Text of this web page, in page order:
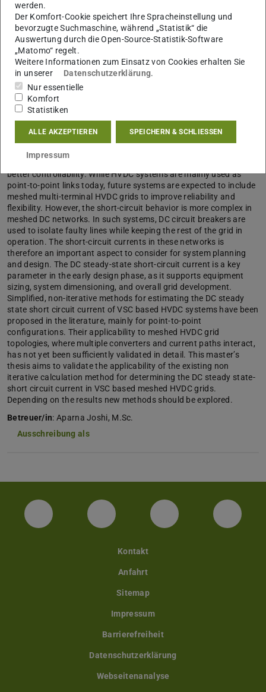
Offene Abschlussarbeiten
Simplified Short-Circuit Calculation in Meshed
HVDC Systems
03.06.2026
Masterarbeit
the mismatch between where and when electricity is produced
transmission technologies. High-voltage direct current (HVDC)
transmission is well suited for this due to its low losses and
better controllability. While HVDC systems are mainly used as
point-to-point links today, future systems are expected to include
meshed multi-terminal HVDC grids to improve reliability and
flexibility. However, the short-circuit behavior is more complex in
meshed DC networks. In such systems, DC circuit breakers are
used to isolate faulty lines while keeping the rest of the grid in
operation. The short-circuit currents in these networks is
therefore an important aspect to consider for system planning
and design. The DC steady-state short-circuit current is a key
parameter in the early design phase, as it supports equipment
sizing, system dimensioning, and overall grid development.
Simplified, non-iterative methods for estimating the DC steady
state short circuit current of VSC based HVDC systems have been
proposed in the literature, mainly for point-to-point
configurations. Their applicability to meshed HVDC grid
topologies, where multiple converters and current paths interact,
has not yet been sufficiently validated in detail. This master’s
thesis aims to validate the applicability of the existing non
iterative calculation method for determining the DC steady state-
short circuit current in VSC based meshed HVDC grids.
Depending on the results new methods should be explored.
Betreuer/in: Aparna Joshi, M.Sc.
Ausschreibung als
Facebook Twitter LinkedIn
Kontakt
Anfahrt
Sitemap
Impressum
Barrierefreiheit
Datenschutzerklärung
Webseitenanalyse
werden.
Der Komfort-Cookie speichert Ihre Spracheinstellung und
bevorzugte Suchmaschine, während „Statistik“ die
Auswertung durch die Open-Source-Statistik-Software
„Matomo“ regelt.
Weitere Informationen zum Einsatz von Cookies erhalten Sie
in unserer
Datenschutzerklärung.
Nur essentielle
Komfort
Statistiken
ALLE AKZEPTIEREN SPEICHERN & SCHLIESSEN
Impressum